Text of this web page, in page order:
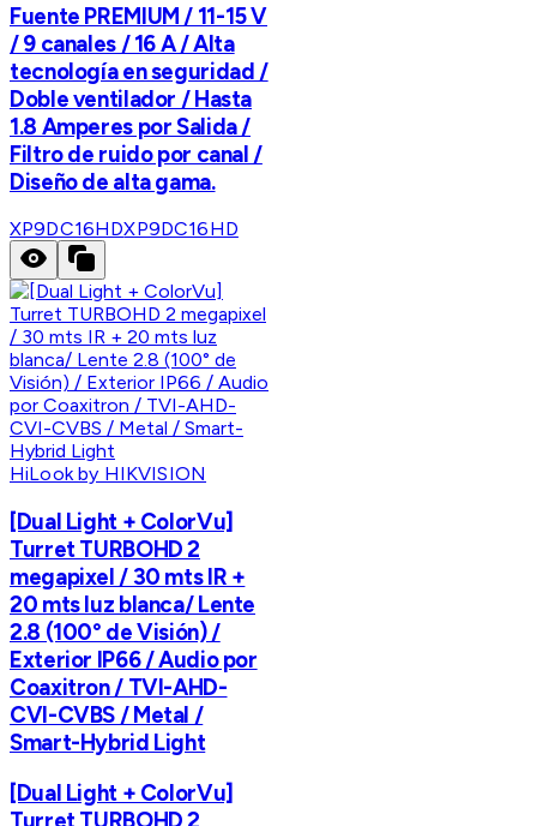
Fuente PREMIUM / 11-15 V
/ 9 canales / 16 A / Alta
tecnología en seguridad /
Doble ventilador / Hasta
1.8 Amperes por Salida /
Filtro de ruido por canal /
Diseño de alta gama.
XP9DC16HDXP9DC16HD
HiLook by HIKVISION
[Dual Light + ColorVu]
Turret TURBOHD 2
megapixel / 30 mts IR +
20 mts luz blanca/ Lente
2.8 (100° de Visión) /
Exterior IP66 / Audio por
Coaxitron / TVI-AHD-
CVI-CVBS / Metal /
Smart-Hybrid Light
[Dual Light + ColorVu]
Turret TURBOHD 2